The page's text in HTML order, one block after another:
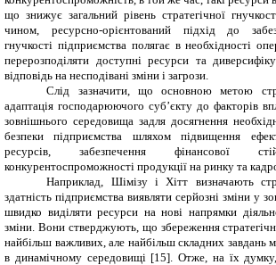
що знижує загальний рівень стратегічної
чином, ресурсно-орієнтований підхід до
гнучкості підприємства полягає в необхідності
перерозподіляти доступні ресурси та
відповідь на несподівані зміни і загрози.
Слід зазначити, що основною метою
адаптація господарюючого суб’єкту до факторів
зовнішнього середовища задля досягнення
безпеки підприємства шляхом підвищення
ресурсів, забезпечення фінансової
конкурентоспроможності продукції на ринку та
Наприклад, Шімізу і Хітт визначають
здатність підприємства виявляти серйозні зміни у
швидко виділяти ресурси на нові напрямки
зміни. Вони стверджують, що збереження
найбільш важливих, але найбільш складних завдань
в динамічному середовищі [15]. Отже, на їх думку,